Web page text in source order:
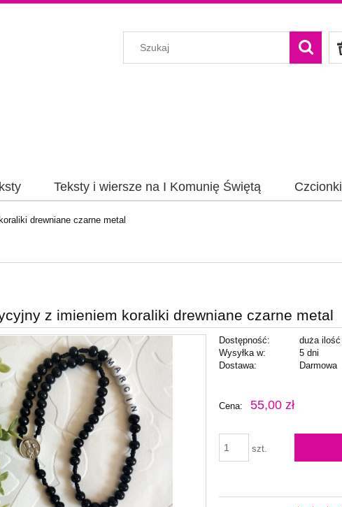
Teksty i wiersze na I Komunię Świętą Czcionki
drewniane czarne metal
z imieniem koraliki drewniane czarne metal
Dostępność:
duża ilość
Wysyłka w:
5 dni
Dostawa:
Darmowa
Cena: 55,00 zł
szt.